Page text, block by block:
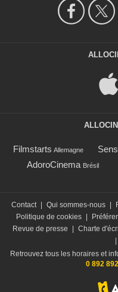
Filmstarts Allemagne
AdoroCinema Brésil
Contact | Qui sommes-nous |
Politique de cookies |
Revue de presse
| Charte
|
Retrouvez tous les horaires et
0 892